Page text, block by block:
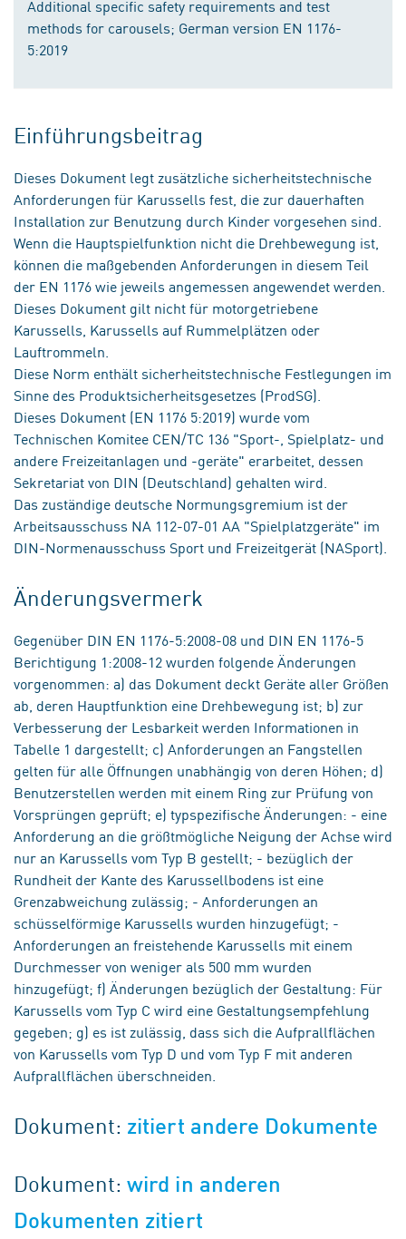
Additional specific safety requirements and test
methods for carousels; German version EN 1176-
5:2019
Einführungsbeitrag
Dieses Dokument legt zusätzliche sicherheitstechnische
Anforderungen für Karussells fest, die zur dauerhaften
Installation zur Benutzung durch Kinder vorgesehen sind.
Wenn die Hauptspielfunktion nicht die Drehbewegung ist,
können die maßgebenden Anforderungen in diesem Teil
der EN 1176 wie jeweils angemessen angewendet werden.
Dieses Dokument gilt nicht für motorgetriebene
Karussells, Karussells auf Rummelplätzen oder
Lauftrommeln.
Diese Norm enthält sicherheitstechnische Festlegungen im
Sinne des Produktsicherheitsgesetzes (ProdSG).
Dieses Dokument (EN 1176 5:2019) wurde vom
Technischen Komitee CEN/TC 136 "Sport-, Spielplatz- und
andere Freizeitanlagen und -geräte" erarbeitet, dessen
Sekretariat von DIN (Deutschland) gehalten wird.
Das zuständige deutsche Normungsgremium ist der
Arbeitsausschuss NA 112-07-01 AA "Spielplatzgeräte" im
DIN-Normenausschuss Sport und Freizeitgerät (NASport).
Änderungsvermerk
Gegenüber DIN EN 1176-5:2008-08 und DIN EN 1176-5
Berichtigung 1:2008-12 wurden folgende Änderungen
vorgenommen: a) das Dokument deckt Geräte aller Größen
ab, deren Hauptfunktion eine Drehbewegung ist; b) zur
Verbesserung der Lesbarkeit werden Informationen in
Tabelle 1 dargestellt; c) Anforderungen an Fangstellen
gelten für alle Öffnungen unabhängig von deren Höhen; d)
Benutzerstellen werden mit einem Ring zur Prüfung von
Vorsprüngen geprüft; e) typspezifische Änderungen: - eine
Anforderung an die größtmögliche Neigung der Achse wird
nur an Karussells vom Typ B gestellt; - bezüglich der
Rundheit der Kante des Karussellbodens ist eine
Grenzabweichung zulässig; - Anforderungen an
schüsselförmige Karussells wurden hinzugefügt; -
Anforderungen an freistehende Karussells mit einem
Durchmesser von weniger als 500 mm wurden
hinzugefügt; f) Änderungen bezüglich der Gestaltung: Für
Karussells vom Typ C wird eine Gestaltungsempfehlung
gegeben; g) es ist zulässig, dass sich die Aufprallflächen
von Karussells vom Typ D und vom Typ F mit anderen
Aufprallflächen überschneiden.
Dokument: zitiert andere Dokumente
Dokument:wird in anderen
Dokumenten zitiert